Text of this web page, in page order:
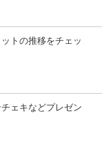
トの推移をチェッ
ェキなどプレゼン